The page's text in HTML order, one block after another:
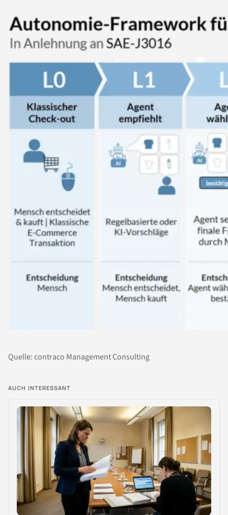
Quelle: contraco Management Consulting
AUCH INTERESSANT